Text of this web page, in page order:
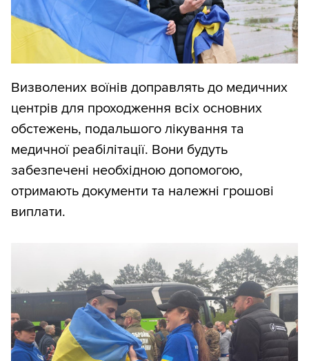
Визволених воїнів доправлять до медичних
центрів для проходження всіх основних
обстежень, подальшого лікування та
медичної реабілітації. Вони будуть
забезпечені необхідною допомогою,
отримають документи та належні грошові
виплати.